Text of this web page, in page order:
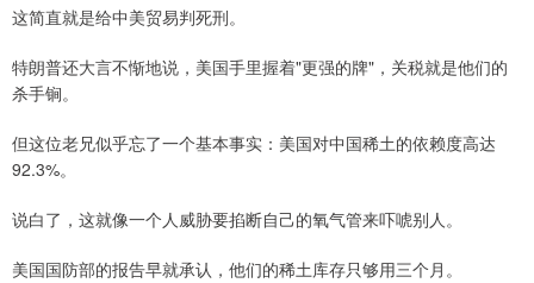
这简直就是给中美贸易判死刑。
特朗普还大言不惭地说，美国手里握着"更强的牌"，关税就是他们的
杀手锏。
但这位老兄似乎忘了一个基本事实：美国对中国稀土的依赖度高达
92.3%。
说白了，这就像一个人威胁要掐断自己的氧气管来吓唬别人。
美国国防部的报告早就承认，他们的稀土库存只够用三个月。